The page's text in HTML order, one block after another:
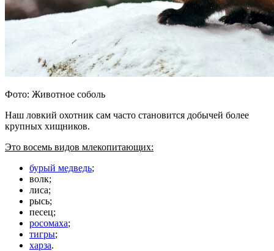
Фото: Животное соболь
Наш ловкий охотник сам часто становится добычей более
крупных хищников.
Это восемь видов млекопитающих:
бурый медведь;
волк;
лиса;
рысь;
песец;
росомаха;
тигры;
харза.